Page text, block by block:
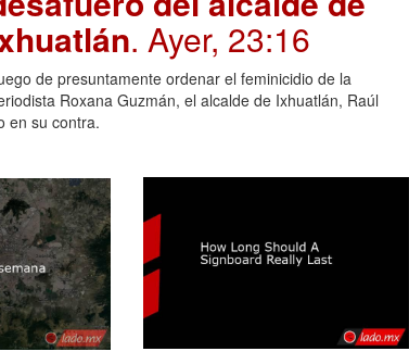
. Ayer, 23:16
de presuntamente ordenar el feminicidio de la
Roxana Guzmán, el alcalde de Ixhuatlán, Raúl
en su contra.